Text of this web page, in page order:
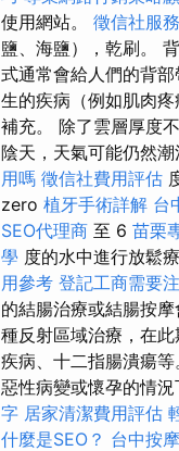
使用網站。 徵信社服務
鹽、海鹽），乾刷。
式通常會給人們的背
生的疾病（例如肌肉
補充。 除了雲層厚度
陰天，天氣可能仍然
用嗎 徵信社費用評估
zero 植牙手術詳解 台
SEO代理商 至 6 苗栗
學 度的水中進行放鬆
用參考 登記工商需要
的結腸治療或結腸按
種反射區域治療，在
疾病、十二指腸潰瘍等
惡性病變或懷孕的情
字 居家清潔費用評估
什麼是SEO？ 台中按